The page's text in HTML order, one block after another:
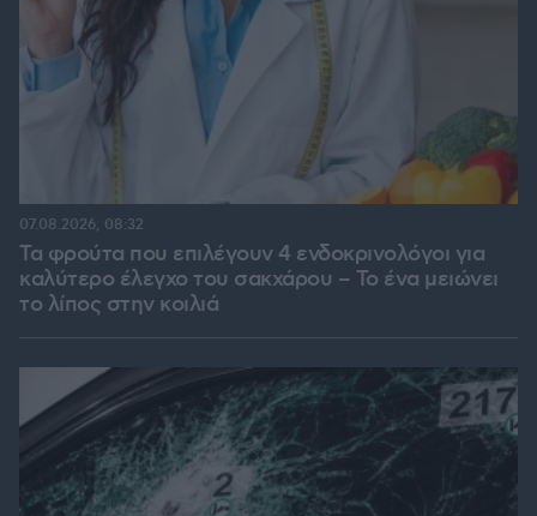
Τα φρούτα που επιλέγουν 4 ενδοκρινολόγοι για
καλύτερο έλεγχο του σακχάρου – Το ένα μειώνει
το λίπος στην κοιλιά
07.08.2026, 08:32